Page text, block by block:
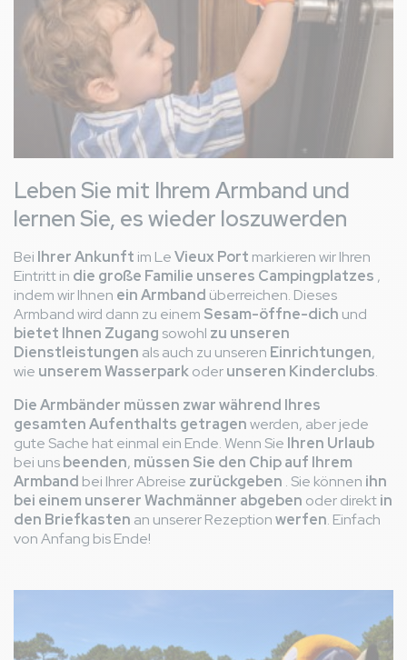
Leben Sie mit Ihrem Armband und
lernen Sie, es wieder loszuwerden
Bei Ihrer Ankunft im LeVieux Port markieren wir Ihren
Eintritt in die große Familie unseres Campingplatzes ,
indem wir Ihnen ein Armband überreichen. Dieses
Armband wird dann zu einem Sesam-öffne-dich und
bietet Ihnen Zugang sowohl zu unseren
Dienstleistungen als auch zu unseren Einrichtungen,
wie unserem Wasserparkoderunseren Kinderclubs.
Die Armbänder müssen zwar während Ihres
gesamten Aufenthalts getragenwerden, aber jede
gute Sache hat einmal ein Ende. Wenn Sie Ihren Urlaub
bei unsbeenden, müssen Sie den Chip auf Ihrem
Armband bei Ihrer Abreise zurückgeben . Sie können ihn
bei einem unserer Wachmänner abgeben oder direktin
den Briefkasten an unserer Rezeptionwerfen. Einfach
von Anfang bis Ende!